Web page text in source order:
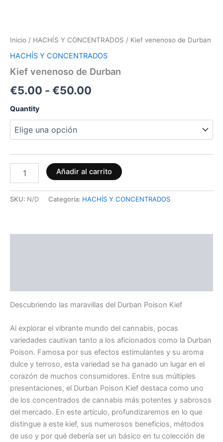
Inicio / HACHÍS Y CONCENTRADOS / Kief venenoso de Durban
HACHÍS Y CONCENTRADOS
Kief venenoso de Durban
€5.00 - €50.00
Quantity
Añadir al carrito
SKU: N/D Categoría: HACHÍS Y CONCENTRADOS
Descubriendo las maravillas del Durban Poison Kief
Al explorar el vibrante mundo del cannabis, pocas
variedades cautivan tanto a los aficionados como la Durban
Poison. Famosa por sus efectos estimulantes y su aroma
dulce y terroso, esta variedad se ha ganado un lugar en el
corazón de muchos consumidores. Entre sus múltiples
presentaciones, el Durban Poison Kief destaca como uno
de los concentrados de cannabis más potentes y sabrosos
del mercado. En este artículo, profundizaremos en lo que
distingue a este kief, sus numerosos beneficios, métodos
de uso y por qué debería ser un básico en tu colección de